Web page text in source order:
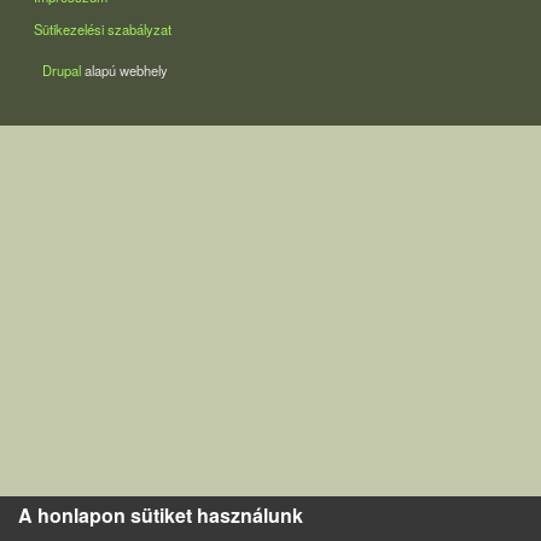
Sütikezelési szabályzat
Drupalalapú webhely
A honlapon sütiket használunk